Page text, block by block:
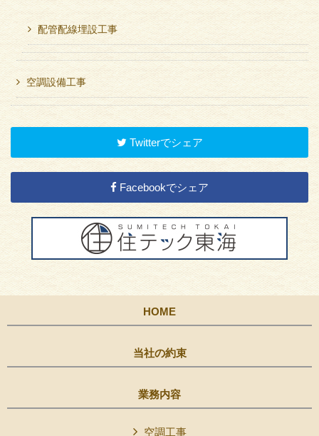
配管配線埋設工事
空調設備工事
Twitterでシェア
Facebookでシェア
HOME
当社の約束
業務内容
空調工事